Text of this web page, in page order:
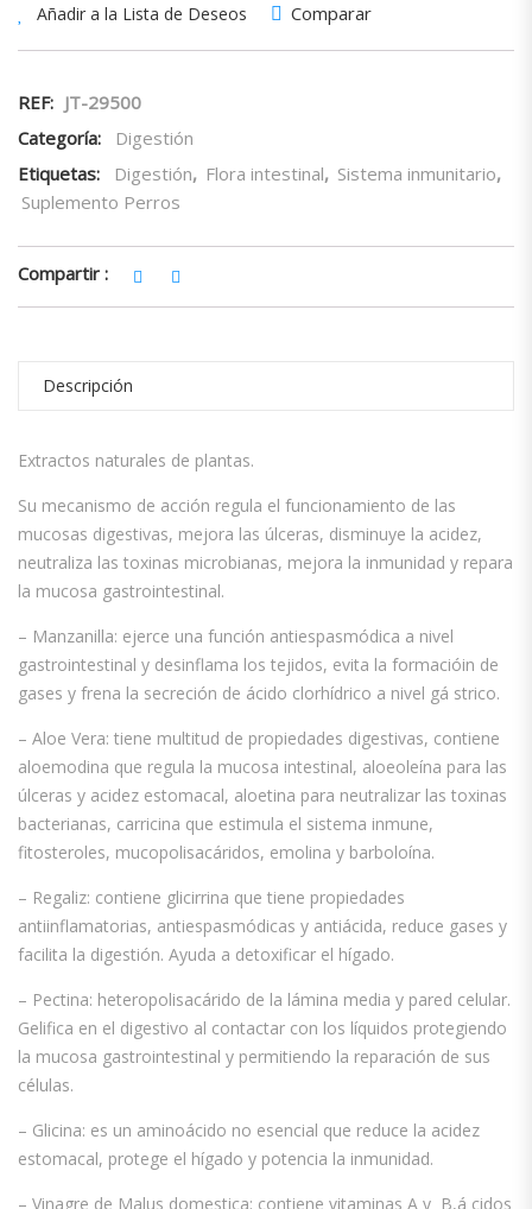
Añadir a la Lista de Deseos Comparar
REF: JT-29500
Categoría:
Digestión
Etiquetas:
Digestión, Flora intestinal, Sistema inmunitario,
Suplemento Perros
Compartir :
Descripción
Extractos naturales de plantas.
Su mecanismo de acción regula el funcionamiento de las
mucosas digestivas, mejora las úlceras, disminuye la acidez,
neutraliza las toxinas microbianas, mejora la inmunidad y repara
la mucosa gastrointestinal.
– Manzanilla: ejerce una función antiespasmódica a nivel
gastrointestinal y desinflama los tejidos, evita la formacióin de
gases y frena la secreción de ácido clorhídrico a nivel gá strico.
– Aloe Vera: tiene multitud de propiedades digestivas, contiene
aloemodina que regula la mucosa intestinal, aloeoleína para las
úlceras y acidez estomacal, aloetina para neutralizar las toxinas
bacterianas, carricina que estimula el sistema inmune,
fitosteroles, mucopolisacáridos, emolina y barboloína.
– Regaliz: contiene glicirrina que tiene propiedades
antiinflamatorias, antiespasmódicas y antiácida, reduce gases y
facilita la digestión. Ayuda a detoxificar el hígado.
– Pectina: heteropolisacárido de la lámina media y pared celular.
Gelifica en el digestivo al contactar con los líquidos protegiendo
la mucosa gastrointestinal y permitiendo la reparación de sus
células.
– Glicina: es un aminoácido no esencial que reduce la acidez
estomacal, protege el hígado y potencia la inmunidad.
– Vinagre de Malus domestica: contiene vitaminas A y B,á cidos